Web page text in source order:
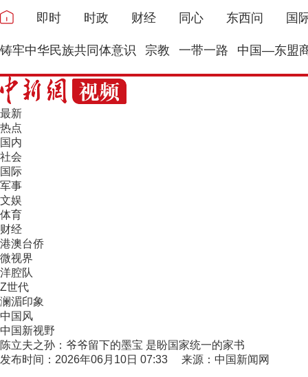
即时 时政 财经 同心 东西问 国
铸牢中华民族共同体意识 宗教 一带一路 中国—东盟
最新
热点
国内
社会
国际
军事
文娱
体育
财经
港澳台侨
微视界
洋腔队
Z世代
澜湄印象
中国风
中国新视野
陈立夫之孙：爷爷留下的墨宝 是盼国家统一的家书
发布时间：2026年06月10日 07:33 来源：中国新闻网